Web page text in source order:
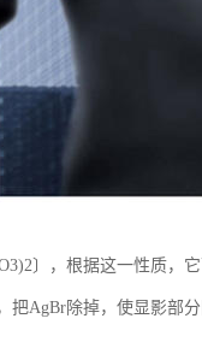
〕，根据这一性质，
把AgBr除掉，使显影部